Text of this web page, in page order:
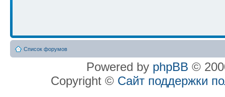
Список форумов
Powered by phpBB ©
Copyright © Сайт поддержки